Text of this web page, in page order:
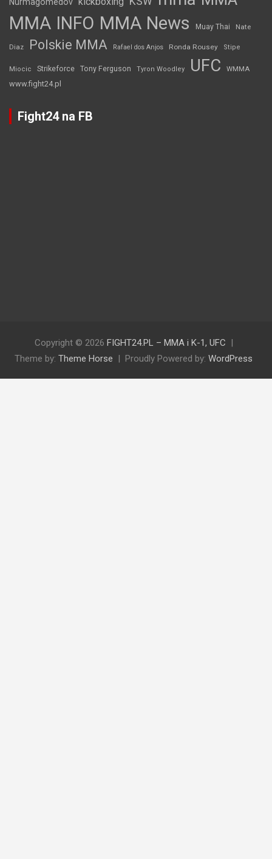
MMA INFO MMA News Muay Thai Nate
Diaz Polskie MMA Rafael dos Anjos Ronda Rousey Stipe
Miocic Strikeforce Tony Ferguson Tyron Woodley UFC WMMA
www.fight24.pl
Fight24 na FB
Copyright © 2026 FIGHT24.PL – MMA i K-1, UFC
Theme by: Theme Horse Proudly Powered by: WordPress